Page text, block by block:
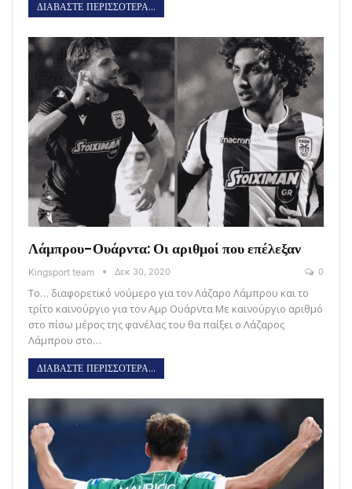
ΔΙΑΒΑΣΤΕ ΠΕΡΙΣΣΟΤΕΡΑ...
Λάμπρου-Ουάρντα: Οι αριθμοί που επέλεξαν
Kingsport team Δεκ 30, 2020 0
Το… διαφορετικό νούμερο για τον Λάζαρο Λάμπρου και το
τρίτο καινούργιο για τον Αμρ Ουάρντα Με καινούργιο αριθμό
στο πίσω μέρος της φανέλας του θα παίξει ο Λάζαρος
Λάμπρου στο…
ΔΙΑΒΑΣΤΕ ΠΕΡΙΣΣΟΤΕΡΑ...